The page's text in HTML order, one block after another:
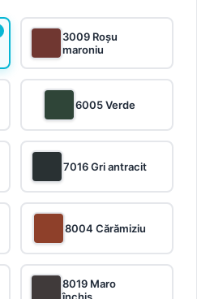
3009 Roșu
maroniu
6005 Verde
7016 Gri antracit
8004 Cărămiziu
8019 Maro
închis